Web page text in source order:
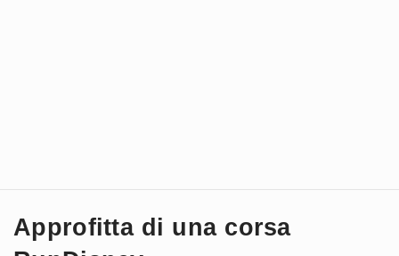
Approfitta di una corsa